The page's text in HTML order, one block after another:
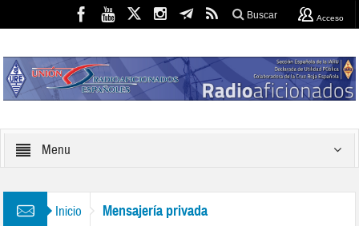
Buscar Acceso
Menu
Inicio Mensajería privada